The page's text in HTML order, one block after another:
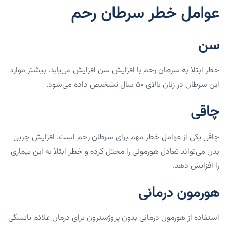
عوامل خطر سرطان رحم
سن
خطر ابتلا به سرطان رحم با افزایش سن افزایش می‌یابد. بیشتر موارد
این سرطان در زنان بالای ۵۰ سال تشخیص داده می‌شود.
چاقی
چاقی یکی از عوامل خطر مهم برای سرطان رحم است. افزایش چربی
بدن می‌تواند تعادل هورمونی را مختل کرده و خطر ابتلا به این بیماری
را افزایش دهد.
هورمون درمانی
استفاده از هورمون درمانی بدون پروژسترون برای درمان علائم یائسگی